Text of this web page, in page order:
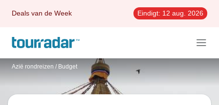
Deals van de Week Eindigt: 12 aug. 2026
Azië rondreizen / Budget